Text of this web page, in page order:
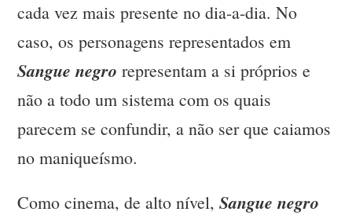
cada vez mais presente no dia-a-dia. No
caso, os personagens representados em
Sangue negro representam a si próprios e
não a todo um sistema com os quais
parecem se confundir, a não ser que caiamos
no maniqueísmo.
Como cinema, de alto nível,Sangue negro